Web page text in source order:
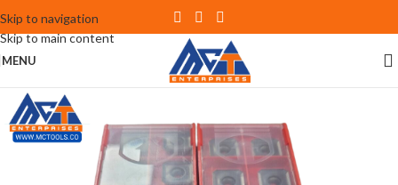
Skip to navigation
Skip to main content
MENU